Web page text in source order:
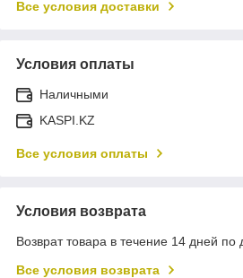
Все условия доставки
Условия оплаты
Наличными
KASPI.KZ
Все условия оплаты
Условия возврата
Возврат товара в течение 14 дней по
Все условия возврата